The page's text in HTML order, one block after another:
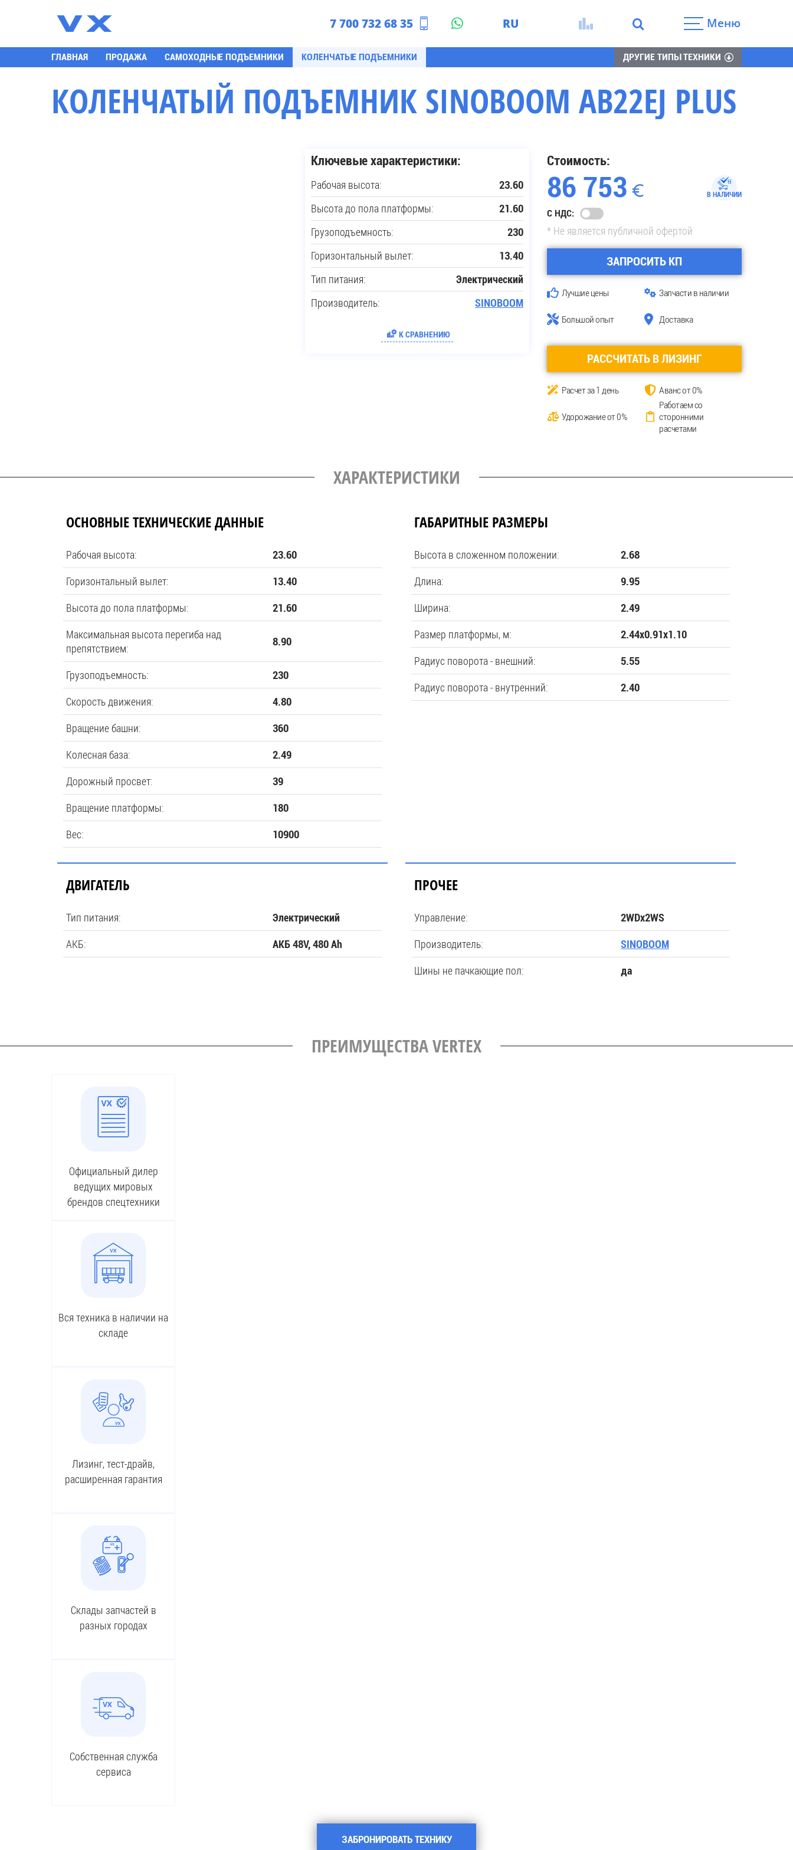
7 700 732 68 35
RU
EN
Меню
ГЛАВНАЯ ПРОДАЖА САМОХОДНЫЕ ПОДЪЕМНИКИ КОЛЕНЧАТЫЕ ПОДЪЕМНИКИ ДРУГИЕ ТИПЫ ТЕХНИКИ
КОЛЕНЧАТЫЙ ПОДЪЕМНИК SINOBOOM AB22EJ PLUS
Ключевые характеристики:
Рабочая высота: 23.60
Высота до пола платформы: 21.60
Грузоподъемность: 230
Горизонтальный вылет: 13.40
Тип питания: Электрический
Производитель: SINOBOOM
К СРАВНЕНИЮ
Стоимость:
86 753 В НАЛИЧИИ
С НДС:
* Не является публичной офертой
ЗАПРОСИТЬ КП
Лучшие цены Запчасти в наличии
Большой опыт Доставка
РАССЧИТАТЬ В ЛИЗИНГ
Расчет за 1 день Аванс от 0%
Удорожание от 0%
Работаем со
сторонними
расчетами
ХАРАКТЕРИСТИКИ
ОСНОВНЫЕ ТЕХНИЧЕСКИЕ ДАННЫЕ
Рабочая высота: 23.60
Горизонтальный вылет: 13.40
Высота до пола платформы: 21.60
Максимальная высота перегиба над
препятствием:
8.90
Грузоподъемность: 230
Скорость движения: 4.80
Вращение башни: 360
Колесная база: 2.49
Дорожный просвет: 39
Вращение платформы: 180
Вес: 10900
ГАБАРИТНЫЕ РАЗМЕРЫ
Высота в сложенном положении: 2.68
Длина: 9.95
Ширина: 2.49
Размер платформы, м: 2.44х0.91х1.10
Радиус поворота - внешний: 5.55
Радиус поворота - внутренний: 2.40
ДВИГАТЕЛЬ
Тип питания: Электрический
АКБ: АКБ 48V, 480 Ah
ПРОЧЕЕ
Управление: 2WDх2WS
Производитель: SINOBOOM
Шины не пачкающие пол: да
ПРЕИМУЩЕСТВА VERTEX
Официальный дилер
ведущих мировых
брендов спецтехники
Вся техника в наличии на
складе
Лизинг, тест-драйв,
расширенная гарантия
Склады запчастей в
разных городах
Собственная служба
сервиса
ЗАБРОНИРОВАТЬ ТЕХНИКУ